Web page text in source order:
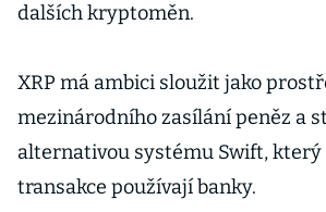
dalších kryptoměn.
XRP má ambici sloužit jako
mezinárodního zasílání peněz a
alternativou systému Swift, který
transakce používají banky.